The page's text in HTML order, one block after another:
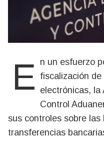
En un esfuerzo por modernizar y optimizar la fiscalización
electrónicas, la
Control
sus controles sobre
transferencias